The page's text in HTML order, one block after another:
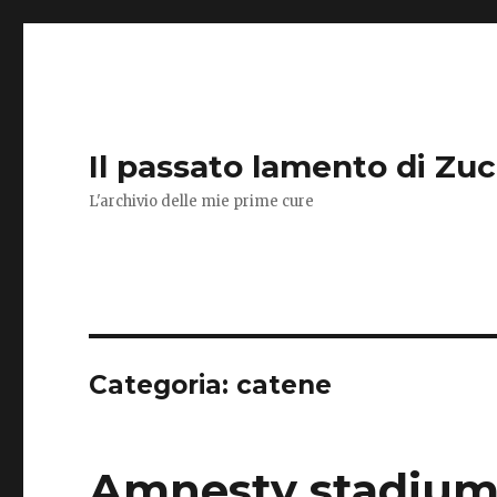
Il passato lamento di
L'archivio delle mie prime cure
Categoria: catene